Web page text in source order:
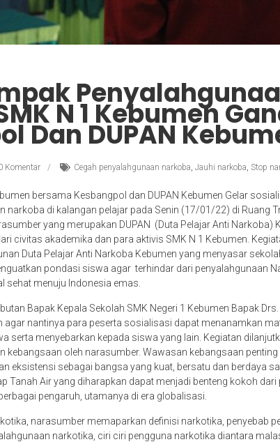
N 1 Kebumen
Dan DUPAN
Komentar Cegah penyalahgunaan narkoba, Jauhi narkoba, Stop
bersama Kesbangpol dan DUPAN Kebumen Gelar
narkoba di kalangan pelajar pada Senin (17/01/22) di Ruang
yang merupakan DUPAN (Duta Pelajar Anti Narkoba)
civitas akademika dan para aktivis SMK N 1 Kebumen.
Duta Pelajar Anti Narkoba Kebumen yang menyasar
pondasi siswa agar terhindar dari penyalahgunaan
sehat menuju Indonesia emas.
Bapak Kepala Sekolah SMK Negeri 1 Kebumen Bapak
agar nantinya para peserta sosialisasi dapat menanamkan
serta menyebarkan kepada siswa yang lain. Kegiatan
kebangsaan oleh narasumber. Wawasan kebangsaan penting
eksistensi sebagai bangsa yang kuat, bersatu dan berdaya
Tanah Air yang diharapkan dapat menjadi benteng kokoh dari
pengaruh, utamanya di era globalisasi.
narasumber memaparkan definisi narkotika, penyebab
narkotika, ciri ciri pengguna narkotika diantara